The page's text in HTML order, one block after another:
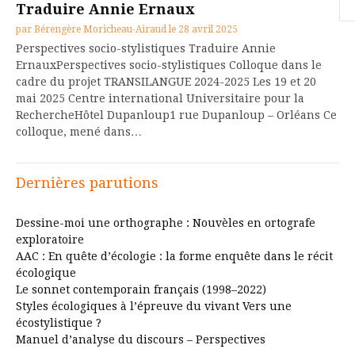
Traduire Annie Ernaux
par Bérengère Moricheau-Airaud le 28 avril 2025
Perspectives socio-stylistiques Traduire Annie
ErnauxPerspectives socio-stylistiques Colloque dans le
cadre du projet TRANSILANGUE 2024-2025 Les 19 et 20
mai 2025 Centre international Universitaire pour la
RechercheHôtel Dupanloup1 rue Dupanloup – Orléans Ce
colloque, mené dans…
Dernières parutions
Dessine-moi une orthographe : Nouvèles en ortografe
exploratoire
AAC : En quête d’écologie : la forme enquête dans le récit
écologique
Le sonnet contemporain français (1998–2022)
Styles écologiques à l’épreuve du vivant Vers une
écostylistique ?
Manuel d’analyse du discours – Perspectives